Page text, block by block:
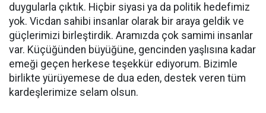
duygularla çıktık. Hiçbir siyasi ya da politik hedefimiz
yok. Vicdan sahibi insanlar olarak bir araya geldik ve
güçlerimizi birleştirdik. Aramızda çok samimi insanlar
var. Küçüğünden büyüğüne, gencinden yaşlısına kadar
emeği geçen herkese teşekkür ediyorum. Bizimle
birlikte yürüyemese de dua eden, destek veren tüm
kardeşlerimize selam olsun.